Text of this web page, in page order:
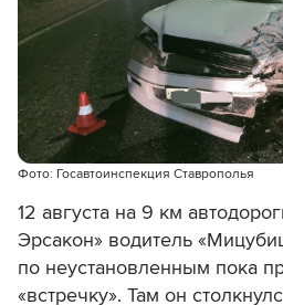
Фото: Госавтоинспекция Ставрополья
12 августа на 9 км
Эрсакон» водитель
по неустановленным пока
«встречку». Там он